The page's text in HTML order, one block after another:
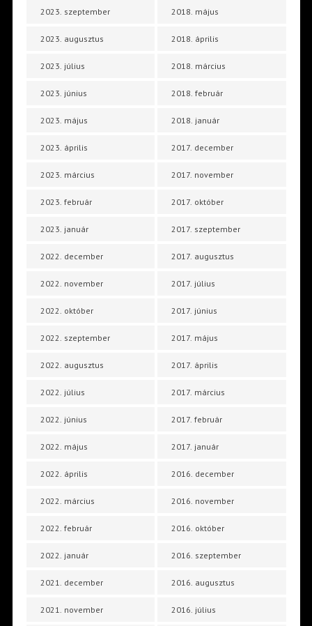
2023. szeptember
2023. augusztus
2023. július
2023. június
2023. május
2023. április
2023. március
2023. február
2023. január
2022. december
2022. november
2022. október
2022. szeptember
2022. augusztus
2022. július
2022. június
2022. május
2022. április
2022. március
2022. február
2022. január
2021. december
2021. november
2018. május
2018. április
2018. március
2018. február
2018. január
2017. december
2017. november
2017. október
2017. szeptember
2017. augusztus
2017. július
2017. június
2017. május
2017. április
2017. március
2017. február
2017. január
2016. december
2016. november
2016. október
2016. szeptember
2016. augusztus
2016. július